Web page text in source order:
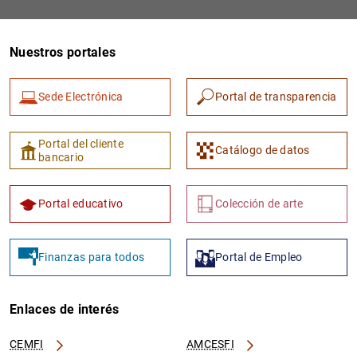
1 2
Nuestros portales
Sede Electrónica Portal de transparencia
Portal del cliente
bancario
Catálogo de datos
Portal educativo Colección de arte
Finanzas para todos Portal de Empleo
Enlaces de interés
CEMFI AMCESFI